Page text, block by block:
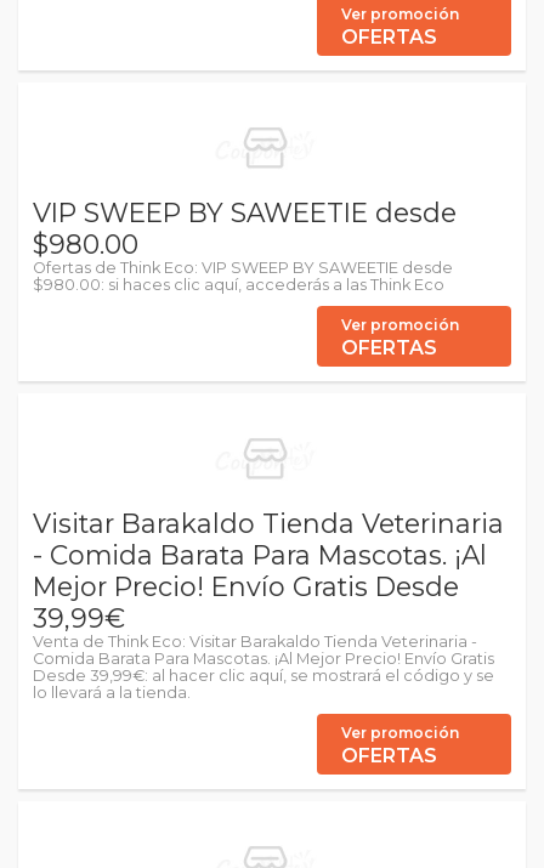
Ver promoción
OFERTAS
VIP SWEEP BY SAWEETIE desde
$980.00
Ofertas de Think Eco: VIP SWEEP BY SAWEETIE desde
$980.00: si haces clic aquí, accederás a las Think Eco
Ver promoción
OFERTAS
Visitar Barakaldo Tienda Veterinaria
- Comida Barata Para Mascotas. ¡Al
Mejor Precio! Envío Gratis Desde
39,99€
Venta de Think Eco: Visitar Barakaldo Tienda Veterinaria -
Comida Barata Para Mascotas. ¡Al Mejor Precio! Envío Gratis
Desde 39,99€: al hacer clic aquí, se mostrará el código y se
lo llevará a la tienda.
Ver promoción
OFERTAS